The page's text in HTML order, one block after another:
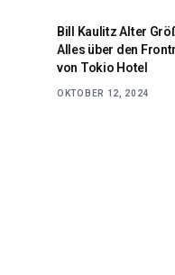
Bill Kaulitz Alter
Alles über den
von Tokio Hotel
OKTOBER 12, 2024